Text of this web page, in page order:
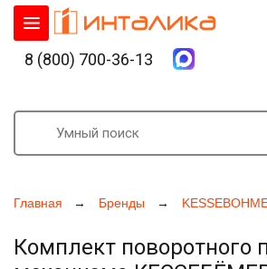
Главная Бренды
Комплект поворотного
8 (800) 700-36-13